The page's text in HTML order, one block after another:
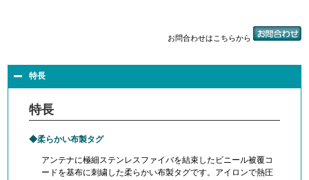
お問合わせはこちらから
特長
特長
柔らかい布製タグ
アンテナに極細ステンレスファイバを結束したビニール被覆コ
ードを基布に刺繍した柔らかい布製タグです。アイロンで熱圧